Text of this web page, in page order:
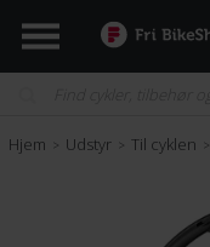
Hjem > Udstyr > Til cyklen >